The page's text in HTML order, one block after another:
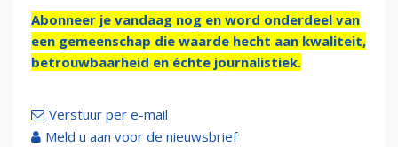
Abonneer je vandaag nog en word onderdeel van
een gemeenschap die waarde hecht aan kwaliteit,
betrouwbaarheid en échte journalistiek.
Verstuur per e-mail
Meld u aan voor de nieuwsbrief